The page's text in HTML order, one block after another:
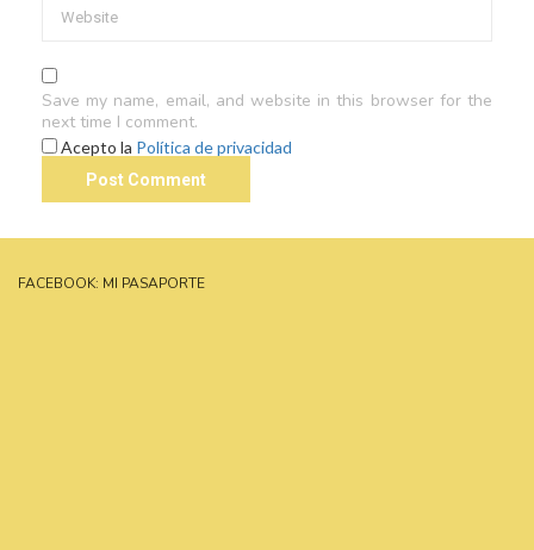
Save my name, email, and website in this browser for the
next time I comment.
Acepto la Política de privacidad
FACEBOOK: MI PASAPORTE